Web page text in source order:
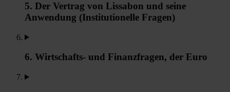
5. Der Vertrag von Lissabon und seine
Anwendung (Institutionelle Fragen)
6. Wirtschafts- und Finanzfragen, der Euro